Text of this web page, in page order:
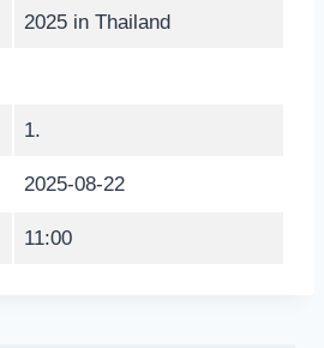
2025 in Thailand
1.
2025-08-22
11:00